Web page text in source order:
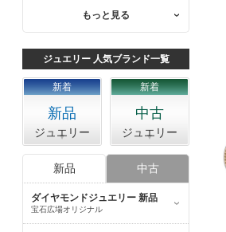
もっと見る
ジュエリー 人気ブランド一覧
新着
新品
ジュエリー
新着
中古
ジュエリー
新品 中古
ダイヤモンドジュエリー 新品
宝石広場オリジナル